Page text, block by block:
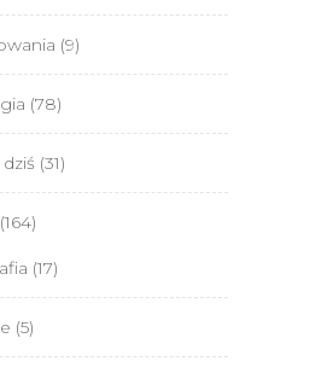
(9)
(78)
(31)
(164)
(17)
(5)